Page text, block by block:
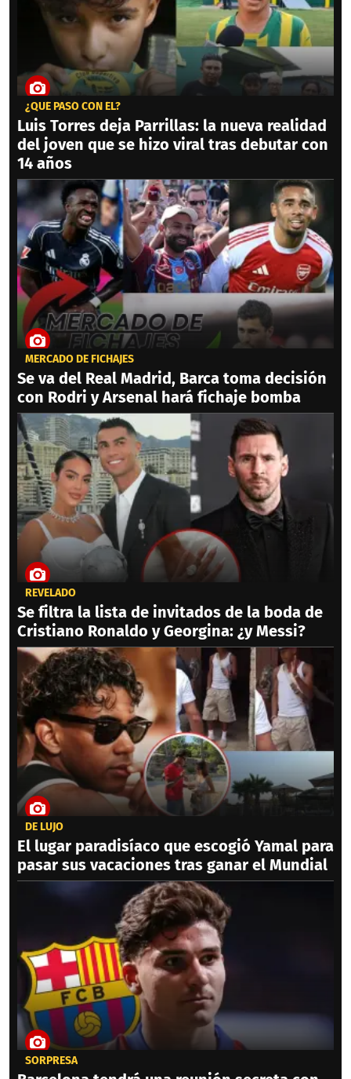
¿QUÉ PASÓ CON ÉL?
Luis Torres deja Parrillas: la nueva realidad
del joven que se hizo viral tras debutar con
14 años
MERCADO DE FICHAJES
Se va del Real Madrid, Barca toma decisión
con Rodri y Arsenal hará fichaje bomba
REVELADO
Se filtra la lista de invitados de la boda de
Cristiano Ronaldo y Georgina: ¿y Messi?
DE LUJO
El lugar paradisíaco que escogió Yamal para
pasar sus vacaciones tras ganar el Mundial
SORPRESA